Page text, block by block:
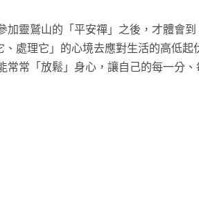
加靈鷲山的「平安禪」之後，才體會到
處理它」的心境去應對生活的高低起
常常「放鬆」身心，讓自己的每一分